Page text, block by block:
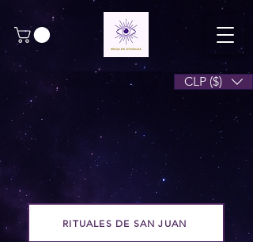
CLP ($)
RITUALES DE SAN JUAN